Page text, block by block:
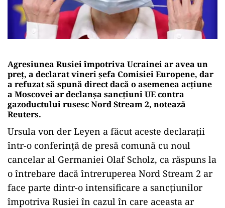
Agresiunea Rusiei împotriva Ucrainei ar avea un
preţ, a declarat vineri şefa Comisiei Europene, dar
a refuzat să spună direct dacă o asemenea acţiune
a Moscovei ar declanşa sancţiuni UE contra
gazoductului rusesc Nord Stream 2, notează
Reuters.
Ursula von der Leyen a făcut aceste declaraţii
într-o conferinţă de presă comună cu noul
cancelar al Germaniei Olaf Scholz, ca răspuns la
o întrebare dacă întreruperea Nord Stream 2 ar
face parte dintr-o intensificare a sancţiunilor
împotriva Rusiei în cazul în care aceasta ar